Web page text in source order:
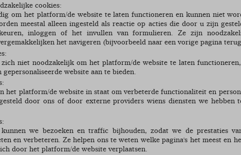
cookies:
om het platform/de website te laten functioneren en kunnen niet
meestal alleen ingesteld als reactie op acties die door u zijn
inloggen of het invullen van formulieren. Ze zijn
het navigeren (bijvoorbeeld naar een vorige pagina
niet noodzakelijk om het platform/de website te laten
website aan te bieden.
het platform/de website in staat om verbeterde functionaliteit en
door ons of door externe providers wiens diensten we hebben
we bezoeken en traffic bijhouden, zodat we de prestaties
en verbeteren. Ze helpen ons te weten welke pagina's het meest en
door het platform/de website verplaatsen.